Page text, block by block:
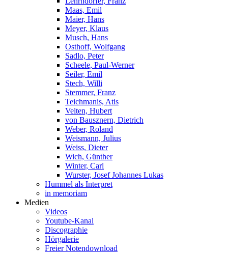
Maas, Emil
Maier, Hans
Meyer, Klaus
Musch, Hans
Osthoff, Wolfgang
Sadlo, Peter
Scheele, Paul-Werner
Seiler, Emil
Stech, Willi
Stemmer, Franz
Teichmanis, Atis
Velten, Hubert
von Bausznern, Dietrich
Weber, Roland
Weismann, Julius
Weiss, Dieter
Wich, Günther
Winter, Carl
Wurster, Josef Johannes Lukas
Hummel als Interpret
in memoriam
Medien
Videos
Youtube-Kanal
Discographie
Hörgalerie
Freier Notendownload